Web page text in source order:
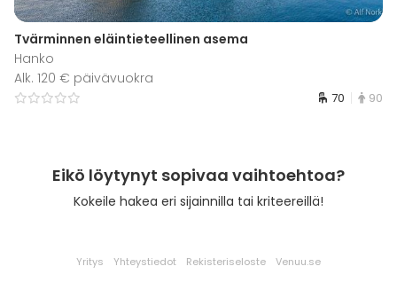
Tvärminnen eläintieteellinen asema
Hanko
Alk. 120 € päivävuokra
70 90
Eikö löytynyt sopivaa vaihtoehtoa?
Kokeile hakea eri sijainnilla tai kriteereillä!
Yritys Yhteystiedot Rekisteriseloste Venuu.se